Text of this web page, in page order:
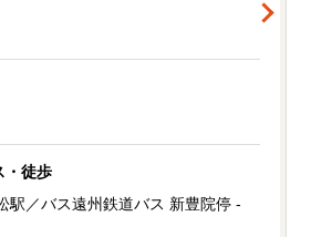
・徒歩
駅／バス遠州鉄道バス 新豊院停 -